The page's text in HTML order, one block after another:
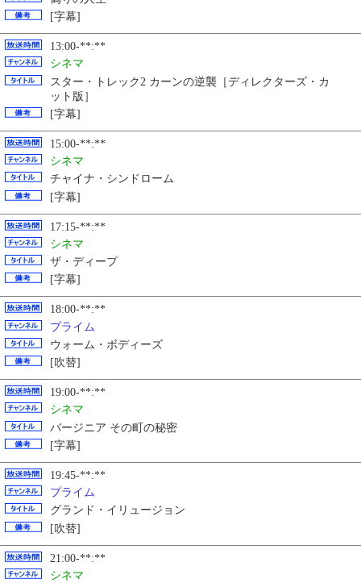
[字幕]
13:00-**:**
シネマ
スター・トレック2 カーンの逆襲［ディレクターズ・カ
ット版］
[字幕]
15:00-**:**
シネマ
チャイナ・シンドローム
[字幕]
17:15-**:**
シネマ
ザ・ディープ
[字幕]
18:00-**:**
プライム
ウォーム・ボディーズ
[吹替]
19:00-**:**
シネマ
バージニア その町の秘密
[字幕]
19:45-**:**
プライム
グランド・イリュージョン
[吹替]
21:00-**:**
シネマ